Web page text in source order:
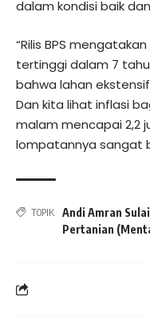
dalam kondisi baik
“Rilis BPS
tertinggi dalam 7
bahwa lahan
Dan kita lihat inflasi
malam mencapai 2,2
lompatannya sangat
TOPIK Andi Amran
Pertanian